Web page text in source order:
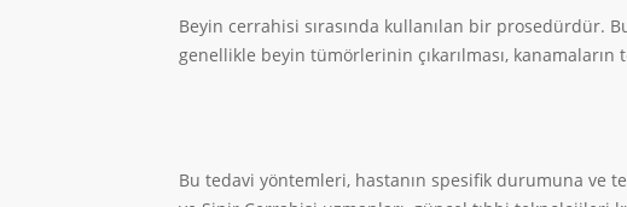
Beyin cerrahisi sırasında kullanılan bir prosedürdür.
genellikle beyin tümörlerinin çıkarılması,
Bu tedavi yöntemleri, hastanın spesifik durumuna ve